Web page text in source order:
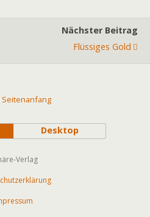
Nächster Beitrag
Flüssiges Gold
Seitenanfang
Desktop
Verlag